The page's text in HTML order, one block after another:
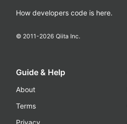
How developers code is here.
© 2011-2026 Qiita Inc.
Guide & Help
About
Terms
Privacy